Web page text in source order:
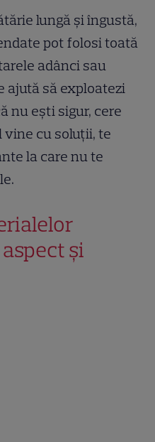
lungă și îngustă,
pot folosi toată
adânci sau
ajută să exploatezi
nu ești sigur, cere
vine cu soluții, te
la care nu te
și